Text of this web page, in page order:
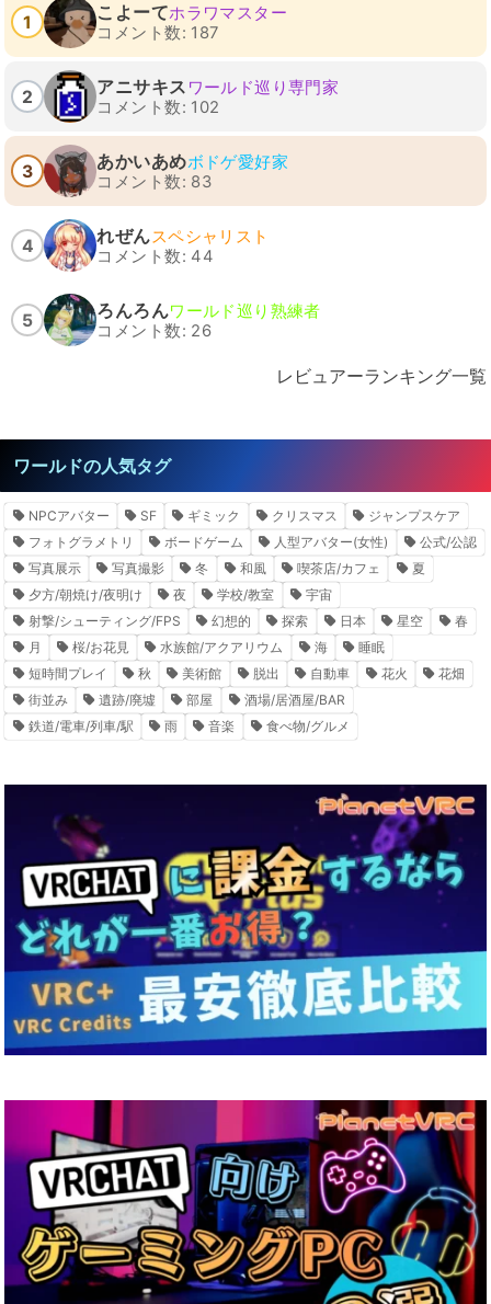
1 こよーてホラワマスター
コメント数: 187
2 アニサキス ワールド巡り専門家
コメント数: 102
3 あかいあめボドゲ愛好家
コメント数: 83
4 れぜんスペシャリスト
コメント数: 44
5 ろんろんワールド巡り熟練者
コメント数: 26
レビュアーランキング一覧
ワールドの人気タグ
NPCアバター SF ギミック クリスマス
ジャンプスケア
フォトグラメトリ
ボードゲーム 人型アバター(女性)
公式/公認
写真展示
写真撮影 冬 和風 喫茶店/カフェ
夏
夕方/朝焼け/夜明け
夜 学校/教室
宇宙
射撃/シューティング/FPS
幻想的 探索 日本 星空
春
月
桜/お花見 水族館/アクアリウム 海
睡眠
短時間プレイ
秋 美術館 脱出 自動車 花火
花畑
街並み
遺跡/廃墟 部屋
酒場/居酒屋/BAR
鉄道/電車/列車/駅
雨 音楽 食べ物/グルメ